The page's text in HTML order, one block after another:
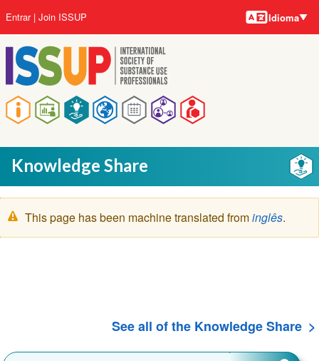
para
o
conteúdo
principal
Navegação
principal
Menu
da
conta
do
usuário
Entrar Join ISSUP Idiomas
Idioma
Knowledge Share
Mensagem
de
This page has been machine translated frominglês.
See all of the Knowledge Share